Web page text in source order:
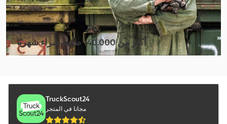
Liebherr Ltm 1030-2.1
Liebherr Ltm 1040-2.1
Liebherr Ltm 1055-3.2
Liebherr Ltm 1070-4.2
Liebherr Ltm 1090-4.2
أكثر من 140.000 طلب شراء شهريًا
TruckScout24
مجانا في المتجر